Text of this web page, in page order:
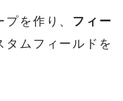
を作り、 フィー
タムフィールドを